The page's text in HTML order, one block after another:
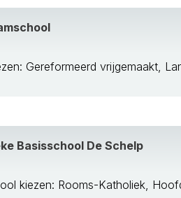
Gereformeerd vrijgemaakt,
Basisschool De Schelp
kiezen: Rooms-Katholiek,